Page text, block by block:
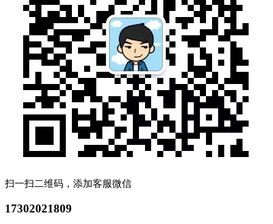
扫一扫二维码，添加客服微信
17302021809